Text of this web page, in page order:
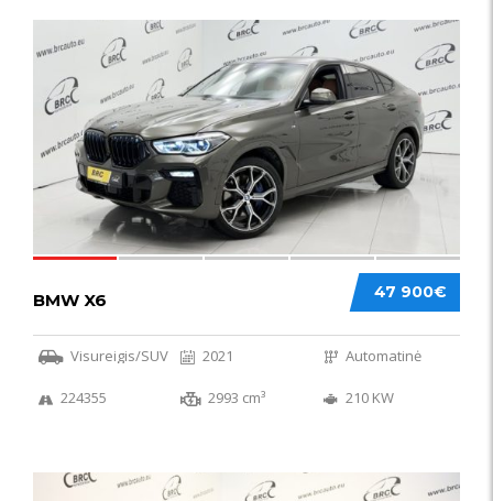
58
47 900€
BMW X6
Visureigis/SUV 2021 Automatinė
224355 2993 cm³ 210 KW
52